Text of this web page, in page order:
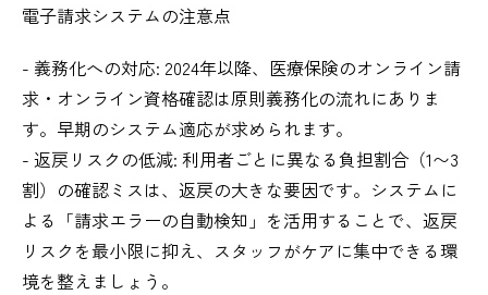
電子請求システムの注意点
- 義務化への対応: 2024年以降、医療保険のオンライン請
求・オンライン資格確認は原則義務化の流れにありま
す。早期のシステム適応が求められます。
- 返戻リスクの低減: 利用者ごとに異なる負担割合（1〜3
割）の確認ミスは、返戻の大きな要因です。システムに
よる「請求エラーの自動検知」を活用することで、返戻
リスクを最小限に抑え、スタッフがケアに集中できる環
境を整えましょう。